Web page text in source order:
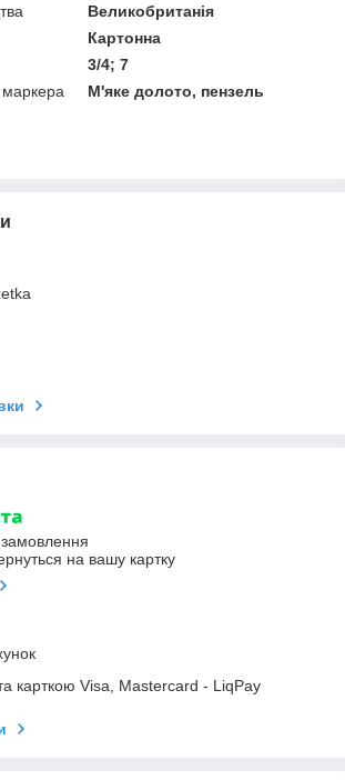
Великобританія
Картонна
3/4; 7
маркера
М'яке долото, пензель
на вашу картку
карткою Visa, Mastercard - LiqPay